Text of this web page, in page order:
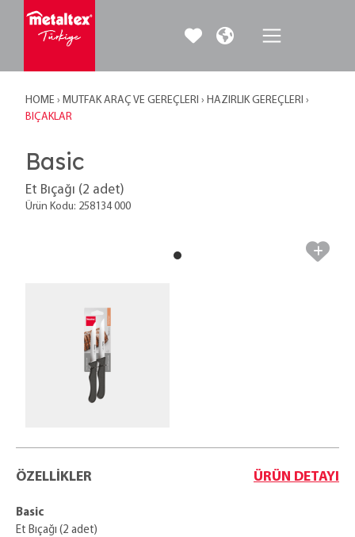
HOME › MUTFAK ARAÇ VE GEREÇLERI › HAZIRLIK GEREÇLERI ›
BIÇAKLAR
Basic
Et Bıçağı (2 adet)
Ürün Kodu: 258134 000
ÖZELLİKLER ÜRÜN DETAYI
Basic
Et Bıçağı (2 adet)